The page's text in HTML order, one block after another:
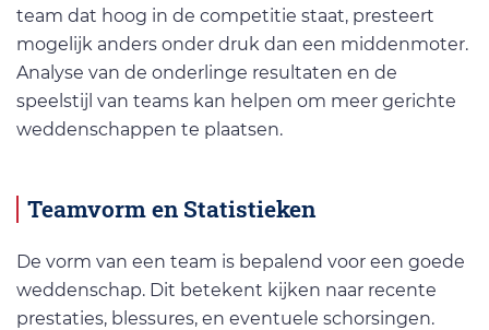
team dat hoog in de competitie staat, presteert
mogelijk anders onder druk dan een middenmoter.
Analyse van de onderlinge resultaten en de
speelstijl van teams kan helpen om meer gerichte
weddenschappen te plaatsen.
Teamvorm en Statistieken
De vorm van een team is bepalend voor een goede
weddenschap. Dit betekent kijken naar recente
prestaties, blessures, en eventuele schorsingen.